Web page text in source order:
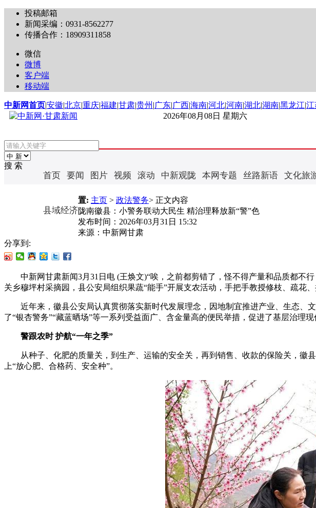
投稿邮箱
新闻采编：0931-8562277
传播合作：18909311858
微信
微博
客户端
移动端
中新网首页|安徽|北京|重庆|福建|甘肃|贵州 |广东|广西|海南|河北|河南|湖北|湖南|黑龙江|江
2026年08月08日 星期六
搜 索
首页 要闻 图片 视频 滚动 中新观陇 本网专题 丝路新语 文化旅
县域经济
置: 主页 > 政法警务> 正文内容
陇南徽县：小警务联动大民生 精治理释放新“警”色
发布时间： 2026年03月31日 15:32
来源： 中新网甘肃
分享到:
中新网甘肃新闻3月31日电 (王焕文)“唉，之前都剪错了，怪不得产量和品质都不
关乡穆坪村采摘园，县公安局组织果蔬“能手”开展支农活动，手把手教授修枝、疏花、
近年来，徽县公安局认真贯彻落实新时代发展理念，因地制宜推进产业、生态、文
了“银杏警务”“藏蓝晒场”等一系列受益面广、含金量高的便民举措，促进了基层治理现
警跟农时 护航“一年之季”
从种子、化肥的质量关，到生产、运输的安全关，再到销售、收款的保险关，徽
上“放心肥、合格药、安全种”。